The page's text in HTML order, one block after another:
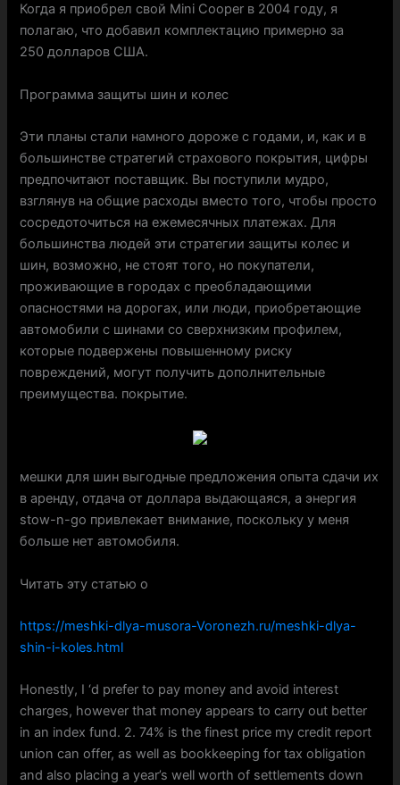
Когда я приобрел свой Mini Cooper в 2004 году, я
полагаю, что добавил комплектацию примерно за
250 долларов США.
Программа защиты шин и колес
Эти планы стали намного дороже с годами, и, как и в
большинстве стратегий страхового покрытия, цифры
предпочитают поставщик. Вы поступили мудро,
взглянув на общие расходы вместо того, чтобы просто
сосредоточиться на ежемесячных платежах. Для
большинства людей эти стратегии защиты колес и
шин, возможно, не стоят того, но покупатели,
проживающие в городах с преобладающими
опасностями на дорогах, или люди, приобретающие
автомобили с шинами со сверхнизким профилем,
которые подвержены повышенному риску
повреждений, могут получить дополнительные
преимущества. покрытие.
мешки для шин выгодные предложения опыта сдачи их
в аренду, отдача от доллара выдающаяся, а энергия
stow-n-go привлекает внимание, поскольку у меня
больше нет автомобиля.
Читать эту статью о
https://meshki-dlya-musora-Voronezh.ru/meshki-dlya-
shin-i-koles.html
Honestly, I ‘d prefer to pay money and avoid interest
charges, however that money appears to carry out better
in an index fund. 2. 74% is the finest price my credit report
union can offer, as well as bookkeeping for tax obligation
and also placing a year’s well worth of settlements down